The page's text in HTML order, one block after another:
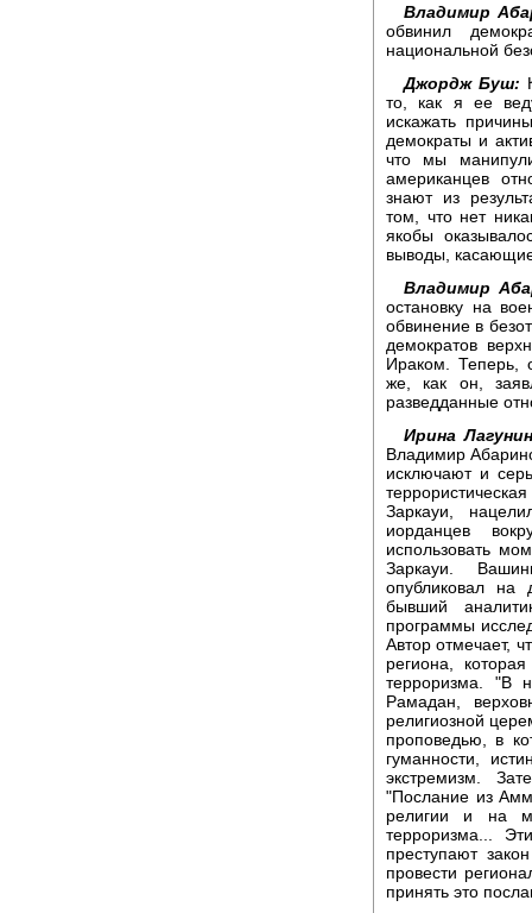
Владимир
обвинил
национальной
Джордж Буш:
то, как я ее
искажать
демократы и
что мы
американцев
знают из
том, что нет
якобы
выводы,
Владимир
остановку на
обвинение в
демократов
Ираком. Теперь,
же, как он,
разведданные
Ирина
Владимир
исключают и
Заркауи,
иорданцев
использовать
Заркауи.
опубликовал на
бывший
программы
Автор отмечает,
региона,
терроризма. "В
Рамадан,
религиозной
проповедью, в
гуманности,
экстремизм.
"Послание из
религии и на
терроризма...
преступают
провести
принять это